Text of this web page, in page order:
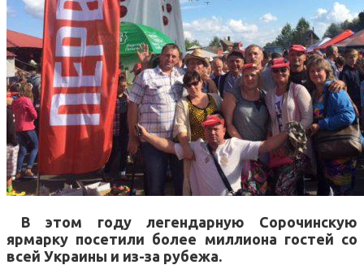
В этом году легендарную Сорочинскую
ярмарку посетили более миллиона гостей со
всей Украины и из-за рубежа.